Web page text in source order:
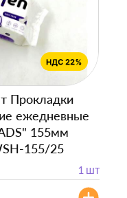
Прокладки
ежедневные
155мм
155/25
1 шт